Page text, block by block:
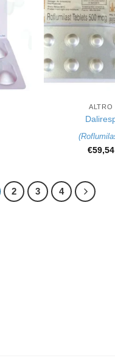
+
ALTRO
(
€59,54
2 3 4